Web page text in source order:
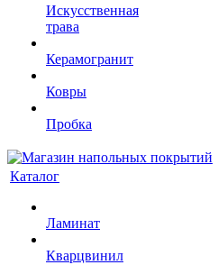
Искусственная
трава
Керамогранит
Ковры
Пробка
Каталог
Ламинат
Кварцвинил